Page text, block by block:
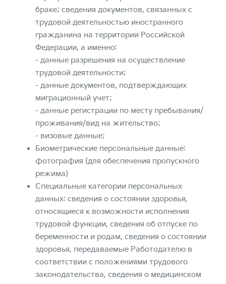
браке; сведения документов, связанных с
трудовой деятельностью иностранного
гражданина на территории Российской
Федерации, а именно:
- данные разрешения на осуществление
трудовой деятельности;
- данные документов, подтверждающих
миграционный учет;
- данные регистрации по месту пребывания/
проживания/вид на жительство;
- визовые данные;
Биометрические персональные данные:
фотография (для обеспечения пропускного
режима)
Специальные категории персональных
данных: сведения о состоянии здоровья,
относящиеся к возможности исполнения
трудовой функции, сведения об отпуске по
беременности и родам, сведения о состоянии
здоровья, передаваемые Работодателю в
соответствии с положениями трудового
законодательства, сведения о медицинском